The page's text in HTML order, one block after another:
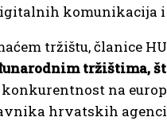
komunikacija
tržištu, članice
tržištima,
na
hrvatskih